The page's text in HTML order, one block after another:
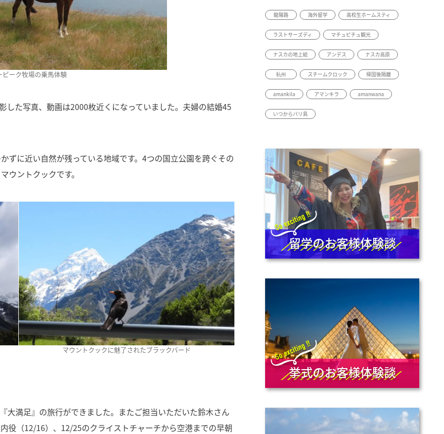
ピーク牧場の乗馬体験
した写真、動画は2000枚近くになっていました。夫婦の結婚45
ずに近い自然が残っている地域です。4つの国立公園を跨ぐその
ウントクックです。
マウントクックに魅了されたブラックバード
大満足』の旅行ができました。またご担当いただいた鈴木さん
役（12/16）、12/25のクライストチャーチから空港までの早朝
龍陽路 海外留学 高校生ホームスティ
ラストサーズディ マチュピチュ観光
ナスカの地上絵 アンデス ナスカ高原
杭州 スチームクロック 帰国後隔離
amankila アマンキラ amanwana
いつからバリ島
留学のお客様体験談
挙式のお客様体験談